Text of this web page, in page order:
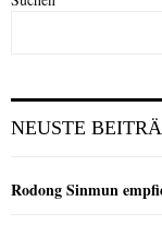
NEUSTE
Rodong Sinmun